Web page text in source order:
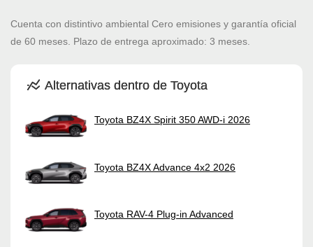
Cuenta con distintivo ambiental Cero emisiones y garantía oficial
de 60 meses. Plazo de entrega aproximado: 3 meses.
Alternativas dentro de Toyota
Toyota BZ4X Spirit 350 AWD-i 2026
Toyota BZ4X Advance 4x2 2026
Toyota RAV-4 Plug-in Advanced